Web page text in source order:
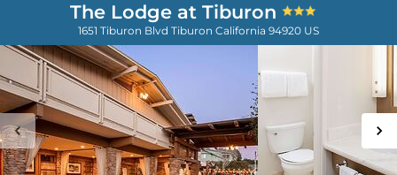
The Lodge at Tiburon
1651 Tiburon Blvd Tiburon California 94920 US